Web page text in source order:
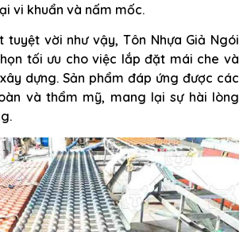
vi khuẩn và nấm mốc.
tuyệt vời như vậy, Tôn Nhựa Giả Ngói
tối ưu cho việc lắp đặt mái che và
dựng. Sản phẩm đáp ứng được các
và thẩm mỹ, mang lại sự hài lòng